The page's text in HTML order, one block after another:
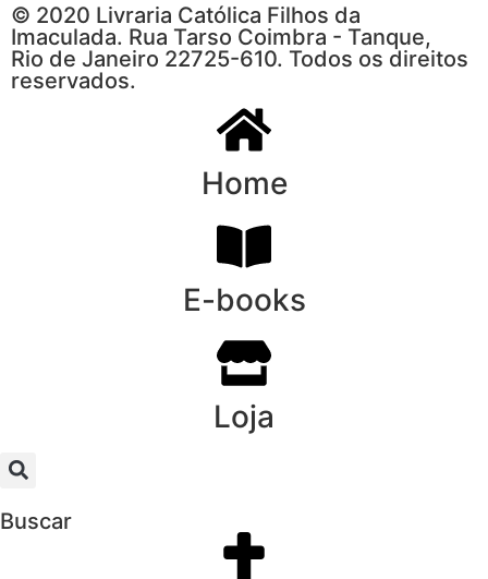
© 2020 Livraria Católica Filhos da
Imaculada. Rua Tarso Coimbra - Tanque,
Rio de Janeiro 22725-610. Todos os direitos
reservados.
Home
E-books
Loja
Buscar